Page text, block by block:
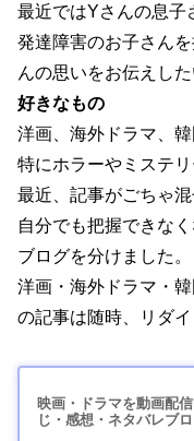
最近ではYさんの息子
発達障害のお子さん
んの思いをお伝えし
好きなもの
洋画、海外ドラマ、
特にホラーやミステ
最近、記事がごちゃ混
自分でも把握できなく
ブログを分けました。
洋画・海外ドラマ・
の記事は随時、リダイ
映画・ドラマを動画配
じ・感想・ネタバレブ